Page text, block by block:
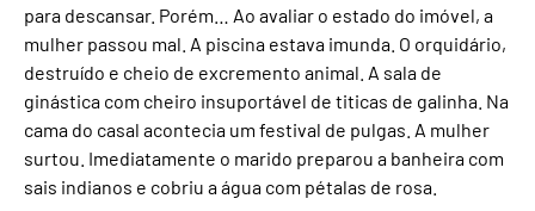
para descansar. Porém… Ao avaliar o estado do imóvel, a
mulher passou mal. A piscina estava imunda. O orquidário,
destruído e cheio de excremento animal. A sala de
ginástica com cheiro insuportável de titicas de galinha. Na
cama do casal acontecia um festival de pulgas. A mulher
surtou. Imediatamente o marido preparou a banheira com
sais indianos e cobriu a água com pétalas de rosa.